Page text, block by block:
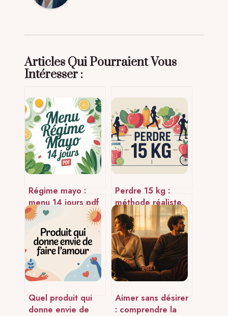
Articles Qui Pourraient Vous
Intéresser :
Régime mayo :
menu 14 jours pdf
à télécharger et
conseils essentiels
Perdre 15 kg :
méthode réaliste,
étapes clés et
erreurs à éviter
Quel produit qui
donne envie de
Aimer sans désirer
: comprendre la